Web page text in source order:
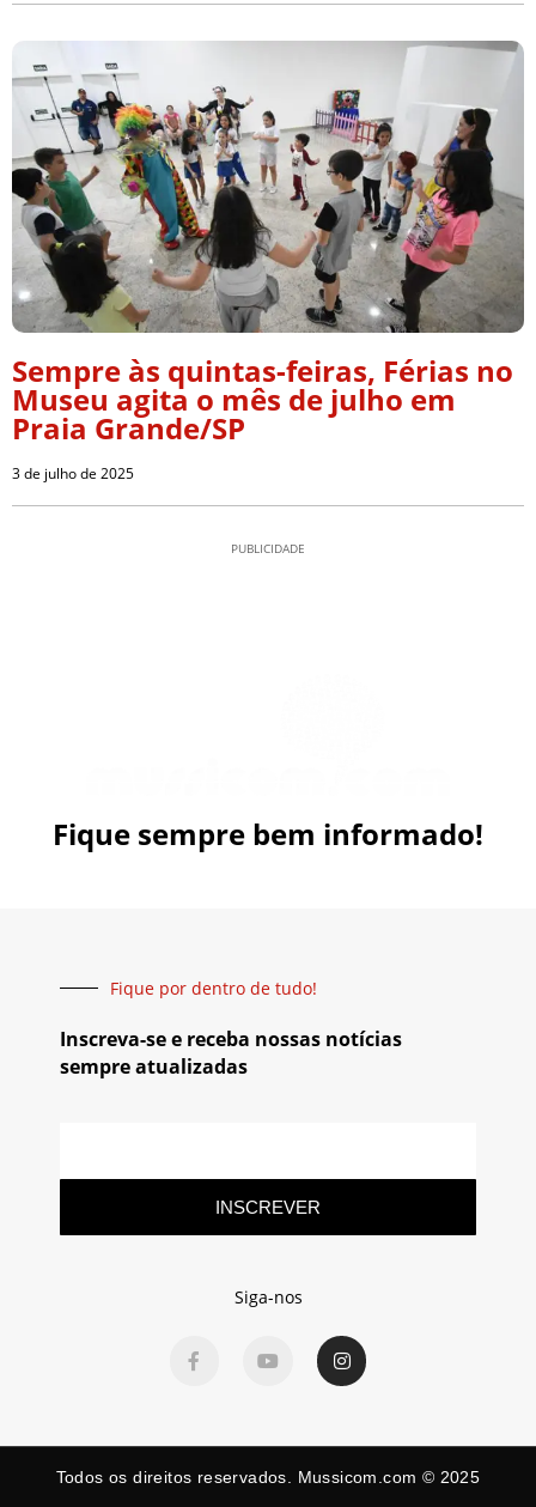
Sempre às quintas-feiras, Férias no
Museu agita o mês de julho em
Praia Grande/SP
3 de julho de 2025
PUBLICIDADE
Fique sempre bem informado!
Fique por dentro de tudo!
Inscreva-se e receba nossas notícias
sempre atualizadas
INSCREVER
Siga-nos
Todos os direitos reservados. Mussicom.com © 2025